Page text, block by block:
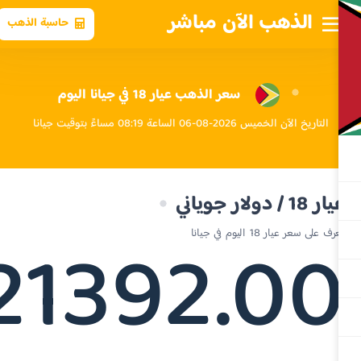
الذهب الآن مباشر حاسبة الذهب
سعر الذهب عيار 18 في جيانا اليوم
التاريخ الآن الخميس 2026-08-06 الساعة 08:19 مساءً بتوقيت جيانا
/ دولار جوياني
على سعر عيار 18 اليوم في جيانا